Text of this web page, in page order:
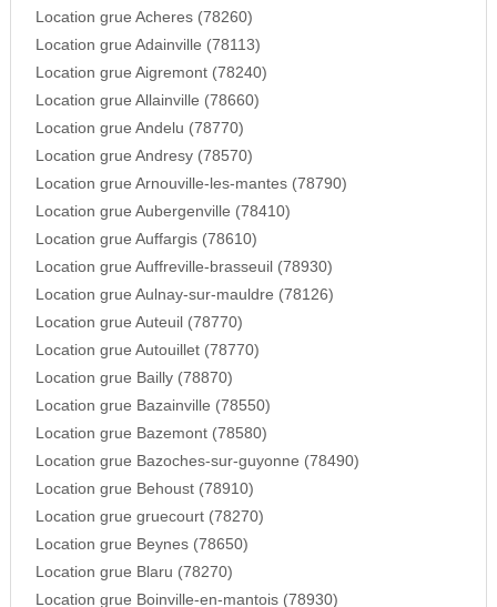
Location grue Acheres (78260)
Location grue Adainville (78113)
Location grue Aigremont (78240)
Location grue Allainville (78660)
Location grue Andelu (78770)
Location grue Andresy (78570)
Location grue Arnouville-les-mantes (78790)
Location grue Aubergenville (78410)
Location grue Auffargis (78610)
Location grue Auffreville-brasseuil (78930)
Location grue Aulnay-sur-mauldre (78126)
Location grue Auteuil (78770)
Location grue Autouillet (78770)
Location grue Bailly (78870)
Location grue Bazainville (78550)
Location grue Bazemont (78580)
Location grue Bazoches-sur-guyonne (78490)
Location grue Behoust (78910)
Location grue gruecourt (78270)
Location grue Beynes (78650)
Location grue Blaru (78270)
Location grue Boinville-en-mantois (78930)